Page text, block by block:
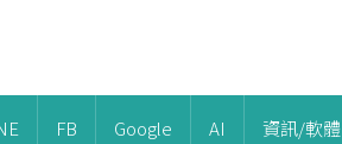
FB Google AI 資訊/軟體